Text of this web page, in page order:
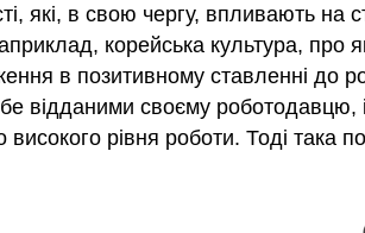
які, в свою чергу, впливають на
корейська культура, про
в позитивному ставленні до
відданими своєму
рівня роботи. Тоді така